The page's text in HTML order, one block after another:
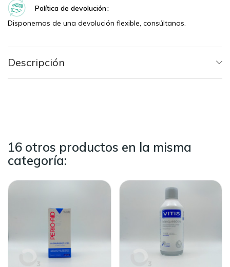
Política de devolución
Disponemos de una devolución flexible, consúltanos.
Descripción
16 otros productos en la misma
categoría: